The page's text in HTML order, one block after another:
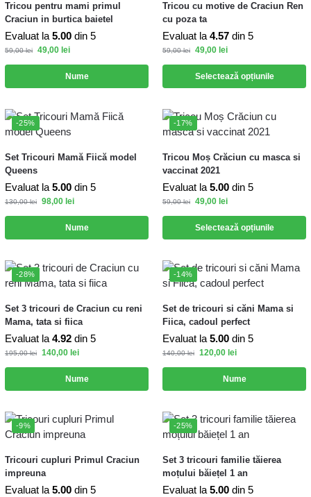
Tricou pentru mami primul
Craciun in burtica baietel
Evaluat la 5.00 din 5
59,00lei 49,00 lei
Nume
Tricou cu motive de Craciun Ren
cu poza ta
Evaluat la 4.57 din 5
59,00lei 49,00 lei
Selectează opțiunile
-25%
Set Tricouri Mamă Fiică model
Queens
Evaluat la 5.00 din 5
130,00lei 98,00 lei
Nume
-17%
Tricou Moș Crăciun cu masca si
vaccinat 2021
Evaluat la 5.00 din 5
59,00lei 49,00 lei
Selectează opțiunile
-28%
Set 3 tricouri de Craciun cu reni
Mama, tata si fiica
Evaluat la 4.92 din 5
195,00lei 140,00 lei
Nume
-14%
Set de tricouri si căni Mama si
Fiica, cadoul perfect
Evaluat la 5.00 din 5
140,00lei 120,00 lei
Nume
-9%
Tricouri cupluri Primul Craciun
impreuna
Evaluat la 5.00 din 5
-25%
Set 3 tricouri familie tăierea
moțului băiețel 1 an
Evaluat la 5.00 din 5